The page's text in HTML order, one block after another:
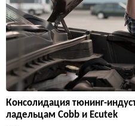
Консолидация тюнинг-
ладельцам Cobb и Ecutek